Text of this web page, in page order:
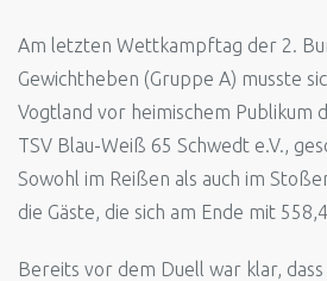
Am letzten Wettkampftag der 2.
Gewichtheben (Gruppe A) musste
Vogtland vor heimischem Publikum
TSV Blau-Weiß 65 Schwedt e.V.,
Sowohl im Reißen als auch im
die Gäste, die sich am Ende mit
Bereits vor dem Duell war klar,